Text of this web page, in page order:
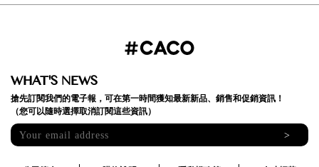
WHAT'S NEWS
搶先訂閱我們的電子報，可在第一時間獲知最新新品、銷售和促銷資訊！
（您可以隨時選擇取消訂閱這些資訊）
>